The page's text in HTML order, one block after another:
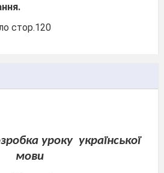
стор.120
уроку української
мови